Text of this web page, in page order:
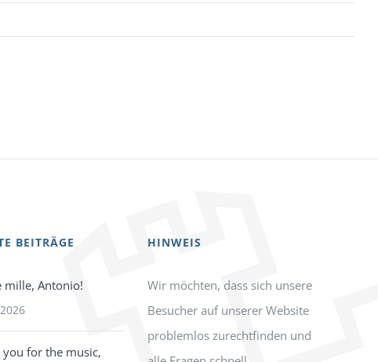
BEITRÄGE
mille, Antonio!
you for the music,
HINWEIS
Wir möchten, dass sich unsere
Besucher auf unserer Website
problemlos zurechtfinden und